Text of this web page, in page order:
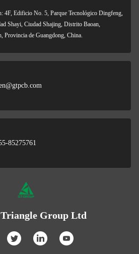
4F, Edificio No. 5, Parque Tecnológico Dingfeng,
Shayi, Ciudad Shajing, Distrito Baoan,
Provincia de Guangdong, China.
85275761
Group Ltd